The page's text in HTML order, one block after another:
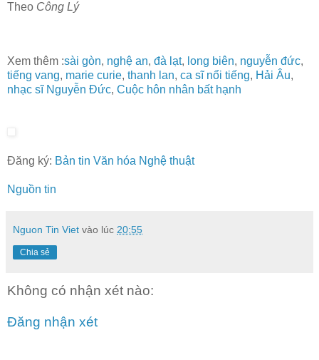
Theo Công Lý
Xem thêm :sài gòn, nghệ an, đà lạt, long biên, nguyễn đức,
tiếng vang, marie curie, thanh lan, ca sĩ nổi tiếng, Hải Âu,
nhạc sĩ Nguyễn Đức, Cuộc hôn nhân bất hạnh
Đăng ký: Bản tin Văn hóa Nghệ thuật
Nguồn tin
Nguon Tin Viet vào lúc 20:55
Chia sẻ
Không có nhận xét nào:
Đăng nhận xét